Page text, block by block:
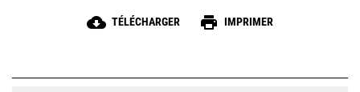
cloud_download TÉLÉCHARGER print IMPRIMER